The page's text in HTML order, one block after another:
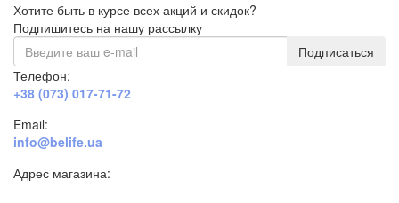
Хотите быть в курсе всех акций и скидок?
Подпишитесь на нашу рассылку
Подписаться
Телефон:
+38 (073) 017-71-72
Email:
info@belife.ua
Адрес магазина: